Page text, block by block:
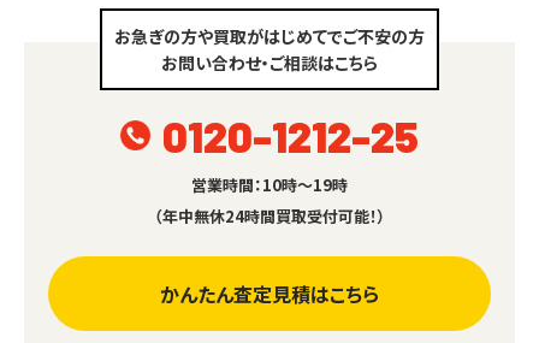
お急ぎの方や買取がはじめてでご不安の方
お問い合わせ・ご相談はこちら
0120-1212-25
営業時間：10時～19時
（年中無休24時間買取受付可能！）
かんたん査定見積はこちら